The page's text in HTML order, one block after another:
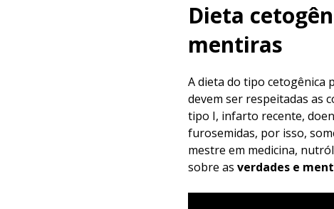
Dieta
mentiras
A dieta do tipo cetogênica
devem ser respeitadas as
tipo I, infarto recente,
furosemidas, por isso,
mestre em medicina,
sobre as verdades e